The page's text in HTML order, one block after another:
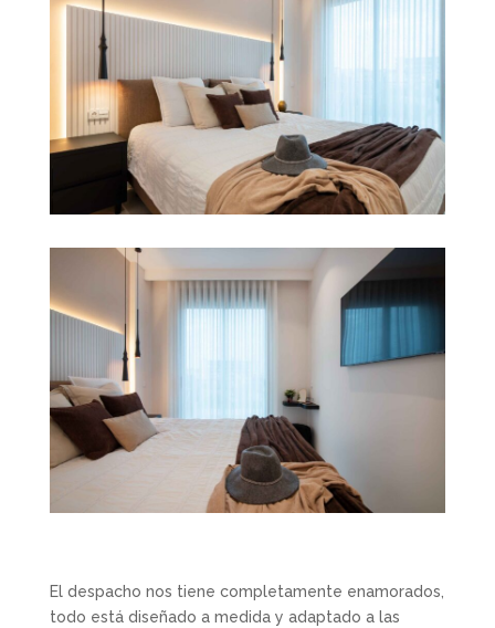
El despacho nos tiene completamente enamorados,
todo está diseñado a medida y adaptado a las